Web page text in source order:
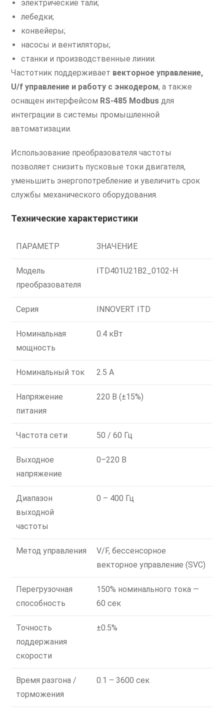
электрические тали;
лебедки;
конвейеры;
насосы и вентиляторы;
станки и производственные линии.
Частотник поддерживает векторное управление,
U/f управление и работу с энкодером, а также
оснащен интерфейсом RS-485 Modbus для
интеграции в системы промышленной
автоматизации.
Использование преобразователя частоты
позволяет снизить пусковые токи двигателя,
уменьшить энергопотребление и увеличить срок
службы механического оборудования.
Технические характеристики
ПАРАМЕТР ЗНАЧЕНИЕ
Модель
преобразователя
ITD401U21B2_0102-H
Серия INNOVERT ITD
Номинальная
мощность
0.4 кВт
Номинальный ток 2.5 А
Напряжение
питания
220 В (±15%)
Частота сети 50 / 60 Гц
Выходное
напряжение
0–220 В
Диапазон
выходной
частоты
0 – 400 Гц
Метод управления
V/F, бессенсорное
векторное управление (SVC)
Перегрузочная
способность
150% номинального тока —
60 сек
Точность
поддержания
скорости
±0.5%
Время разгона /
торможения
0.1 – 3600 сек